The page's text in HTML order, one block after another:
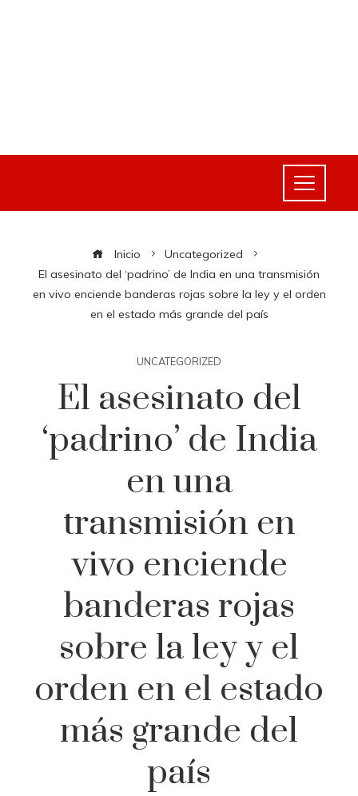
Inicio
Uncategorized
El asesinato del ‘padrino’ de India en una transmisión
en vivo enciende banderas rojas sobre la ley y el orden
en el estado más grande del país
UNCATEGORIZED
El asesinato del
‘padrino’ de India
en una
transmisión en
vivo enciende
banderas rojas
sobre la ley y el
orden en el estado
más grande del
país